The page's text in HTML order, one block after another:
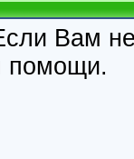
Вам
помощи.